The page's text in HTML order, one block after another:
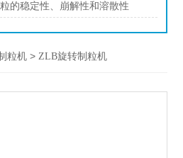
的稳定性、崩解性和溶散性
粒机 > ZLB旋转制粒机